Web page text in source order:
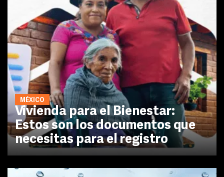
MÉXICO
Vivienda para el Bienestar:
Estos son los documentos que
necesitas para el registro